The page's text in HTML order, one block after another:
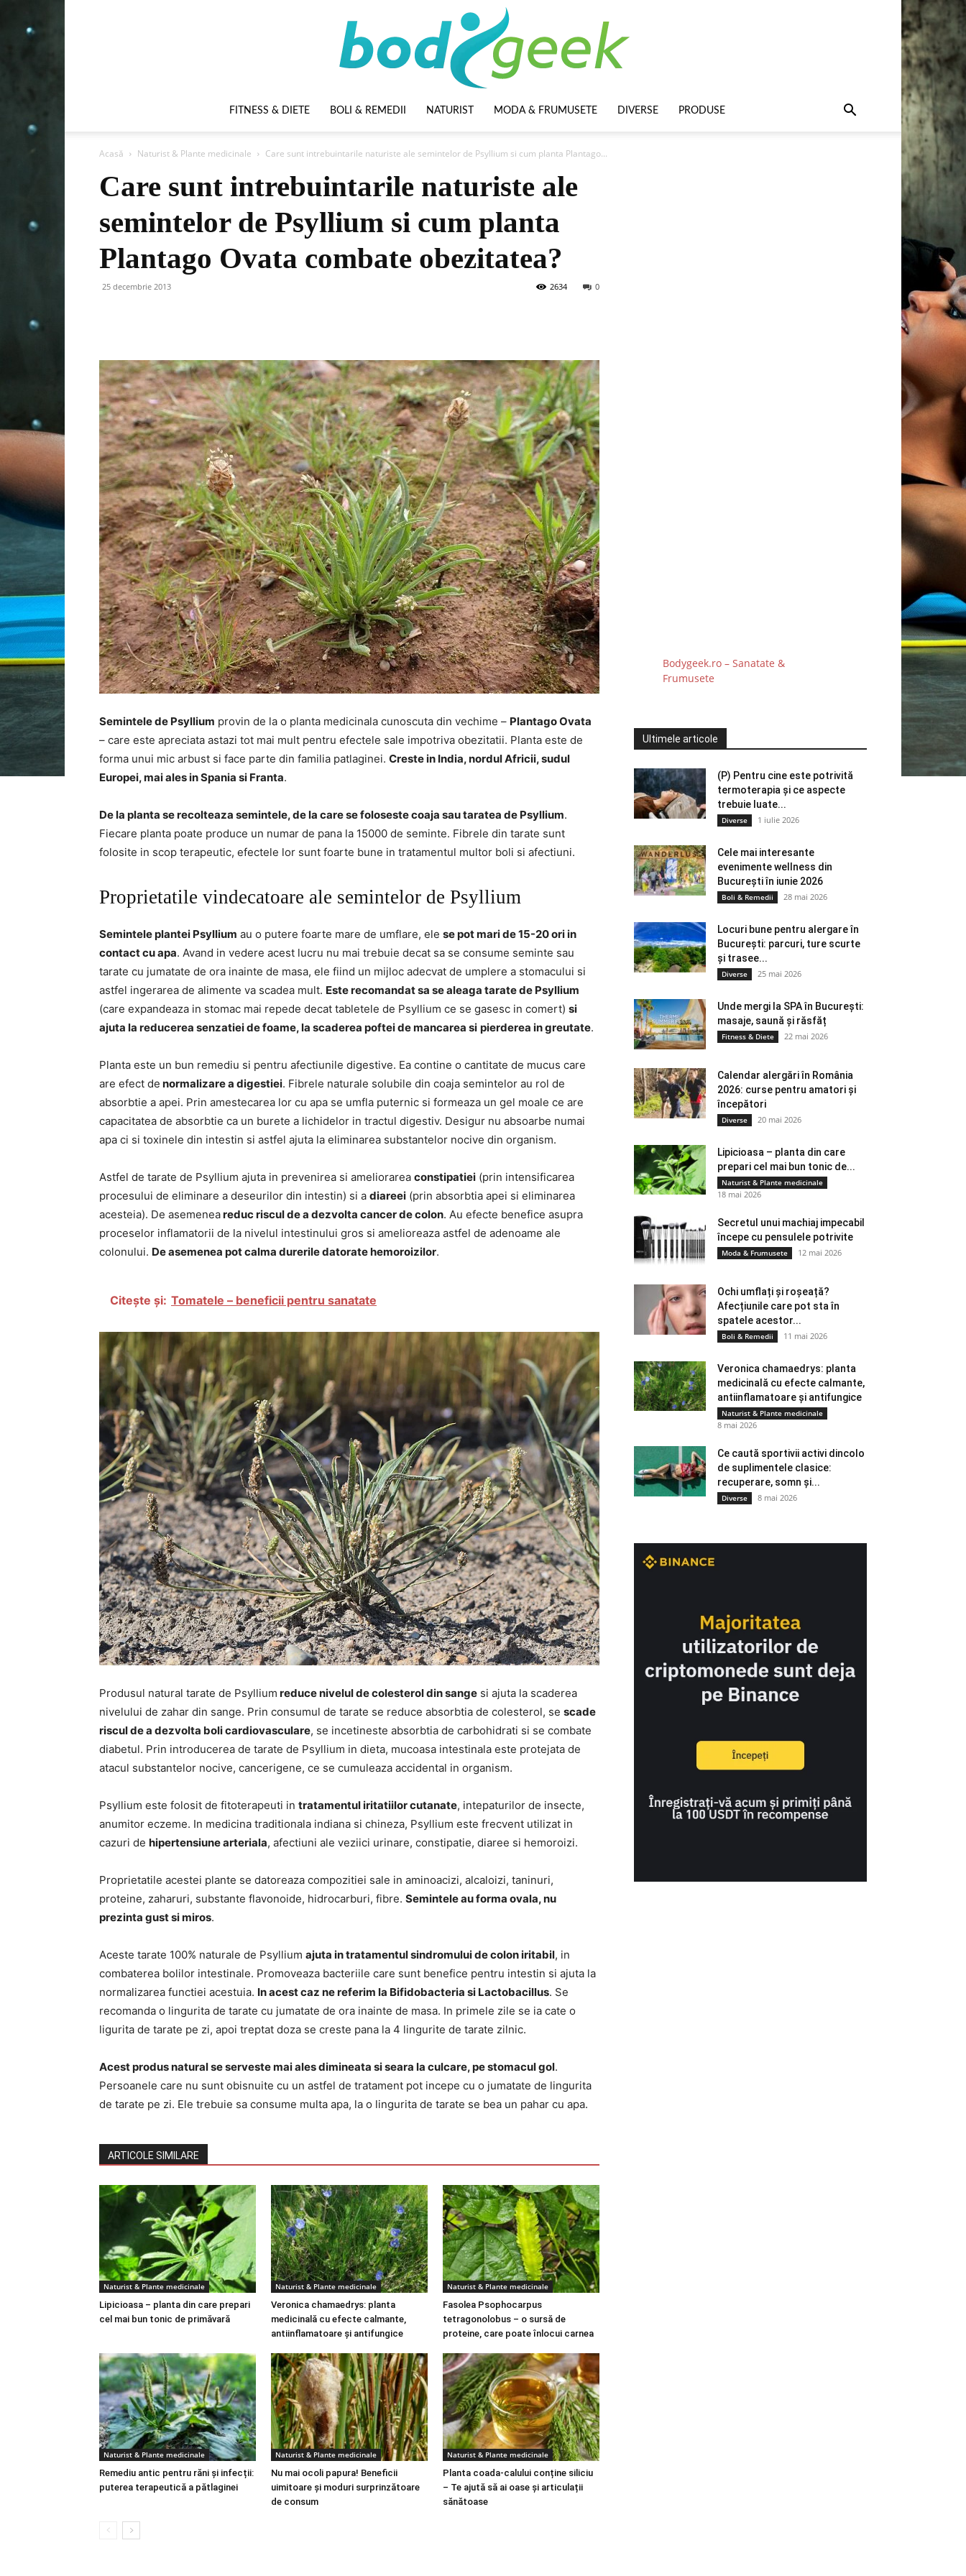
FITNESS & DIETE BOLI & REMEDII NATURIST MODA & FRUMUSETE DIVERSE PRODUSE
Acasă Naturist & Plante medicinale Care sunt intrebuintarile naturiste ale semintelor de Psyllium si cum planta Plantago...
Care sunt intrebuintarile naturiste ale
semintelor de Psyllium si cum planta
Plantago Ovata combate obezitatea?
25 decembrie 2013 0
2634
Semintele de Psyllium provin de la o planta medicinala cunoscuta din vechime – Plantago Ovata
– care este apreciata astazi tot mai mult pentru efectele sale impotriva obezitatii. Planta este de
forma unui mic arbust si face parte din familia patlaginei. Creste in India, nordul Africii, sudul
Europei, mai ales in Spania si Franta.
De la planta se recolteaza semintele, de la care se foloseste coaja sau taratea de Psyllium.
Fiecare planta poate produce un numar de pana la 15000 de seminte. Fibrele din tarate sunt
folosite in scop terapeutic, efectele lor sunt foarte bune in tratamentul multor boli si afectiuni.
Proprietatile vindecatoare ale semintelor de Psyllium
Semintele plantei Psyllium au o putere foarte mare de umflare, ele se pot mari de 15-20 ori in
contact cu apa. Avand in vedere acest lucru nu mai trebuie decat sa se consume seminte sau
tarate cu jumatate de ora inainte de masa, ele fiind un mijloc adecvat de umplere a stomacului si
astfel ingerarea de alimente va scadea mult. Este recomandat sa se aleaga tarate de Psyllium
(care expandeaza in stomac mai repede decat tabletele de Psyllium ce se gasesc in comert) si
ajuta la reducerea senzatiei de foame, la scaderea poftei de mancarea si pierderea in greutate.
Planta este un bun remediu si pentru afectiunile digestive. Ea contine o cantitate de mucus care
are efect de normalizare a digestiei. Fibrele naturale solubile din coaja semintelor au rol de
absorbtie a apei. Prin amestecarea lor cu apa se umfla puternic si formeaza un gel moale ce are
capacitatea de absorbtie ca un burete a lichidelor in tractul digestiv. Desigur nu absoarbe numai
apa ci si toxinele din intestin si astfel ajuta la eliminarea substantelor nocive din organism.
Astfel de tarate de Psyllium ajuta in prevenirea si ameliorarea constipatiei (prin intensificarea
procesului de eliminare a deseurilor din intestin) si a diareei (prin absorbtia apei si eliminarea
acesteia). De asemeneareduc riscul de a dezvolta cancer de colon. Au efecte benefice asupra
proceselor inflamatorii de la nivelul intestinului gros si amelioreaza astfel de adenoame ale
colonului. De asemenea pot calma durerile datorate hemoroizilor.
Citește și: Tomatele – beneficii pentru sanatate
Produsul natural tarate de Psyllium reduce nivelul de colesterol din sange si ajuta la scaderea
nivelului de zahar din sange. Prin consumul de tarate se reduce absorbtia de colesterol, se scade
riscul de a dezvolta boli cardiovasculare, se incetineste absorbtia de carbohidrati si se combate
diabetul. Prin introducerea de tarate de Psyllium in dieta, mucoasa intestinala este protejata de
atacul substantelor nocive, cancerigene, ce se cumuleaza accidental in organism.
Psyllium este folosit de fitoterapeuti in tratamentul iritatiilor cutanate, intepaturilor de insecte,
anumitor eczeme. In medicina traditionala indiana si chineza, Psyllium este frecvent utilizat in
cazuri de hipertensiune arteriala, afectiuni ale veziici urinare, constipatie, diaree si hemoroizi.
Proprietatile acestei plante se datoreaza compozitiei sale in aminoacizi, alcaloizi, taninuri,
proteine, zaharuri, substante flavonoide, hidrocarburi, fibre. Semintele au forma ovala, nu
prezinta gust si miros.
Aceste tarate 100% naturale de Psyllium ajuta in tratamentul sindromului de colon iritabil, in
combaterea bolilor intestinale. Promoveaza bacteriile care sunt benefice pentru intestin si ajuta la
normalizarea functiei acestuia. In acest caz ne referim la Bifidobacteria si Lactobacillus. Se
recomanda o lingurita de tarate cu jumatate de ora inainte de masa. In primele zile se ia cate o
ligurita de tarate pe zi, apoi treptat doza se creste pana la 4 lingurite de tarate zilnic.
Acest produs natural se serveste mai ales dimineata si seara la culcare, pe stomacul gol.
Persoanele care nu sunt obisnuite cu un astfel de tratament pot incepe cu o jumatate de lingurita
de tarate pe zi. Ele trebuie sa consume multa apa, la o lingurita de tarate se bea un pahar cu apa.
ARTICOLE SIMILARE
Naturist & Plante medicinale
Lipicioasa – planta din care prepari
cel mai bun tonic de primăvară
Naturist & Plante medicinale
Veronica chamaedrys: planta
medicinală cu efecte calmante,
antiinflamatoare și antifungice
Naturist & Plante medicinale
Fasolea Psophocarpus
tetragonolobus – o sursă de
proteine, care poate înlocui carnea
Naturist & Plante medicinale
Remediu antic pentru răni și infecții:
puterea terapeutică a pătlaginei
Naturist & Plante medicinale
Nu mai ocoli papura! Beneficii
uimitoare și moduri surprinzătoare
de consum
Naturist & Plante medicinale
Planta coada-calului conține siliciu
– Te ajută să ai oase și articulații
sănătoase
Bodygeek.ro – Sanatate &
Frumusete
Ultimele articole
(P) Pentru cine este potrivită
termoterapia și ce aspecte
trebuie luate...
Diverse 1 iulie 2026
Cele mai interesante
evenimente wellness din
București în iunie 2026
Boli & Remedii 28 mai 2026
Locuri bune pentru alergare în
București: parcuri, ture scurte
și trasee...
Diverse 25 mai 2026
Unde mergi la SPA în București:
masaje, saună și răsfăț
Fitness & Diete 22 mai 2026
Calendar alergări în România
2026: curse pentru amatori și
începători
Diverse 20 mai 2026
Lipicioasa – planta din care
prepari cel mai bun tonic de...
Naturist & Plante medicinale
18 mai 2026
Secretul unui machiaj impecabil
începe cu pensulele potrivite
Moda & Frumusete 12 mai 2026
Ochi umflați și roșeață?
Afecțiunile care pot sta în
spatele acestor...
Boli & Remedii 11 mai 2026
Veronica chamaedrys: planta
medicinală cu efecte calmante,
antiinflamatoare și antifungice
Naturist & Plante medicinale
8 mai 2026
Ce caută sportivii activi dincolo
de suplimentele clasice:
recuperare, somn și...
Diverse 8 mai 2026